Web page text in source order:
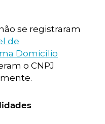
se registraram
de
Domicílio
o CNPJ